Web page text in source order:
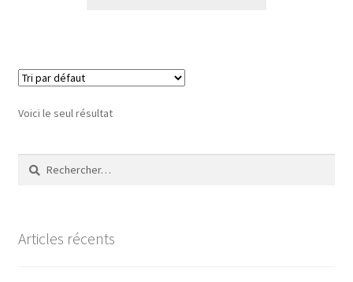
Voici le seul résultat
Rechercher :
Articles récents